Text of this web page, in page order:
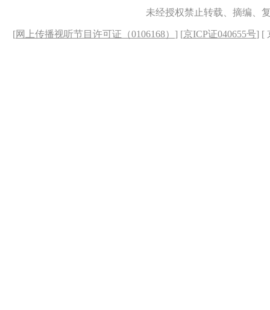
未经授权禁止转载、摘编、
[网上传播视听节目许可证（0106168） ] [京ICP证040655号] [